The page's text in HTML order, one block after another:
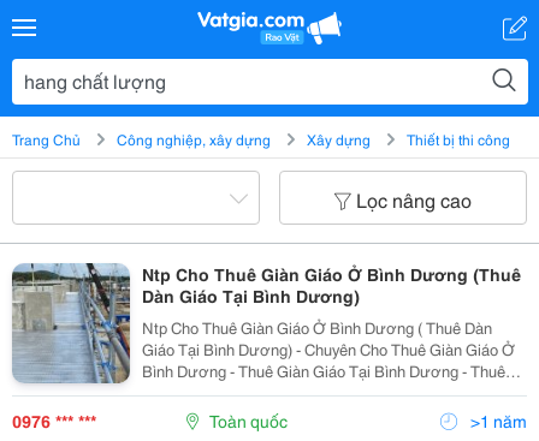
Trang Chủ Công nghiệp, xây dựng Xây dựng Thiết bị thi công
Lọc nâng cao
Ntp Cho Thuê Giàn Giáo Ở Bình Dương (Thuê
Dàn Giáo Tại Bình Dương)
Ntp Cho Thuê Giàn Giáo Ở Bình Dương ( Thuê Dàn
Giáo Tại Bình Dương) - Chuyên Cho Thuê Giàn Giáo Ở
Bình Dương - Thuê Giàn Giáo Tại Bình Dương - Thuê
Giàn Giáo Tại Bình Dương Giá Rẻ ,Hang Chất Lượng ,
Dịch Vụ Tận Tình ... Cho Thuê Giàn Giáo Ở Bình...
0976 *** *** Toàn quốc >1 năm